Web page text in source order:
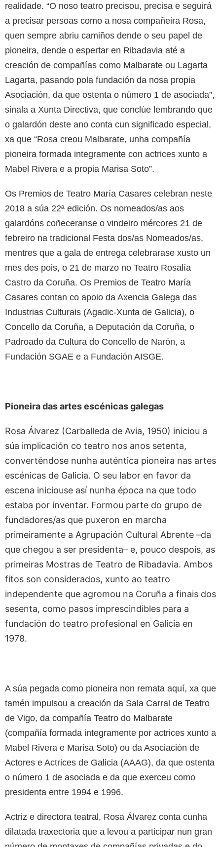
realidade. “O noso teatro precisou, precisa e seguirá
a precisar persoas como a nosa compañeira Rosa,
quen sempre abriu camiños dende o seu papel de
pioneira, dende o espertar en Ribadavia até a
creación de compañías como Malbarate ou Lagarta
Lagarta, pasando pola fundación da nosa propia
Asociación, da que ostenta o número 1 de asociada”,
sinala a Xunta Directiva, que conclúe lembrando que
o galardón deste ano conta cun significado especial,
xa que “Rosa creou Malbarate, unha compañía
pioneira formada integramente con actrices xunto a
Mabel Rivera e a propia Marisa Soto”.
Os Premios de Teatro María Casares celebran neste
2018 a súa 22ª edición. Os nomeados/as aos
galardóns coñeceranse o vindeiro mércores 21 de
febreiro na tradicional Festa dos/as Nomeados/as,
mentres que a gala de entrega celebrarase xusto un
mes des pois, o 21 de marzo no Teatro Rosalía
Castro da Coruña. Os Premios de Teatro María
Casares contan co apoio da Axencia Galega das
Industrias Culturais (Agadic-Xunta de Galicia), o
Concello da Coruña, a Deputación da Coruña, o
Padroado da Cultura do Concello de Narón, a
Fundación SGAE e a Fundación AISGE.
Pioneira das artes escénicas galegas
Rosa Álvarez (Carballeda de Avia, 1950) iniciou a
súa implicación co teatro nos anos setenta,
converténdose nunha auténtica pioneira nas artes
escénicas de Galicia. O seu labor en favor da
escena iniciouse así nunha época na que todo
estaba por inventar. Formou parte do grupo de
fundadores/as que puxeron en marcha
primeiramente a Agrupación Cultural Abrente –da
que chegou a ser presidenta– e, pouco despois, as
primeiras Mostras de Teatro de Ribadavia. Ambos
fitos son considerados, xunto ao teatro
independente que agromou na Coruña a finais dos
sesenta, como pasos imprescindibles para a
fundación do teatro profesional en Galicia en
1978.
A súa pegada como pioneira non remata aquí, xa que
tamén impulsou a creación da Sala Carral de Teatro
de Vigo, da compañía Teatro do Malbarate
(compañía formada integramente por actrices xunto a
Mabel Rivera e Marisa Soto) ou da Asociación de
Actores e Actrices de Galicia (AAAG), da que ostenta
o número 1 de asociada e da que exerceu como
presidenta entre 1994 e 1996.
Actriz e directora teatral, Rosa Álvarez conta cunha
dilatada traxectoria que a levou a participar nun gran